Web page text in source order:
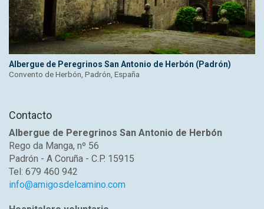
Albergue de Peregrinos San Antonio de Herbón (Padrón)
Convento de Herbón, Padrón, España
Contacto
Albergue de Peregrinos San Antonio de Herbón
Rego da Manga, nº 56
Padrón - A Coruña - C.P. 15915
Tel: 679 460 942
info@amigosdelcamino.com